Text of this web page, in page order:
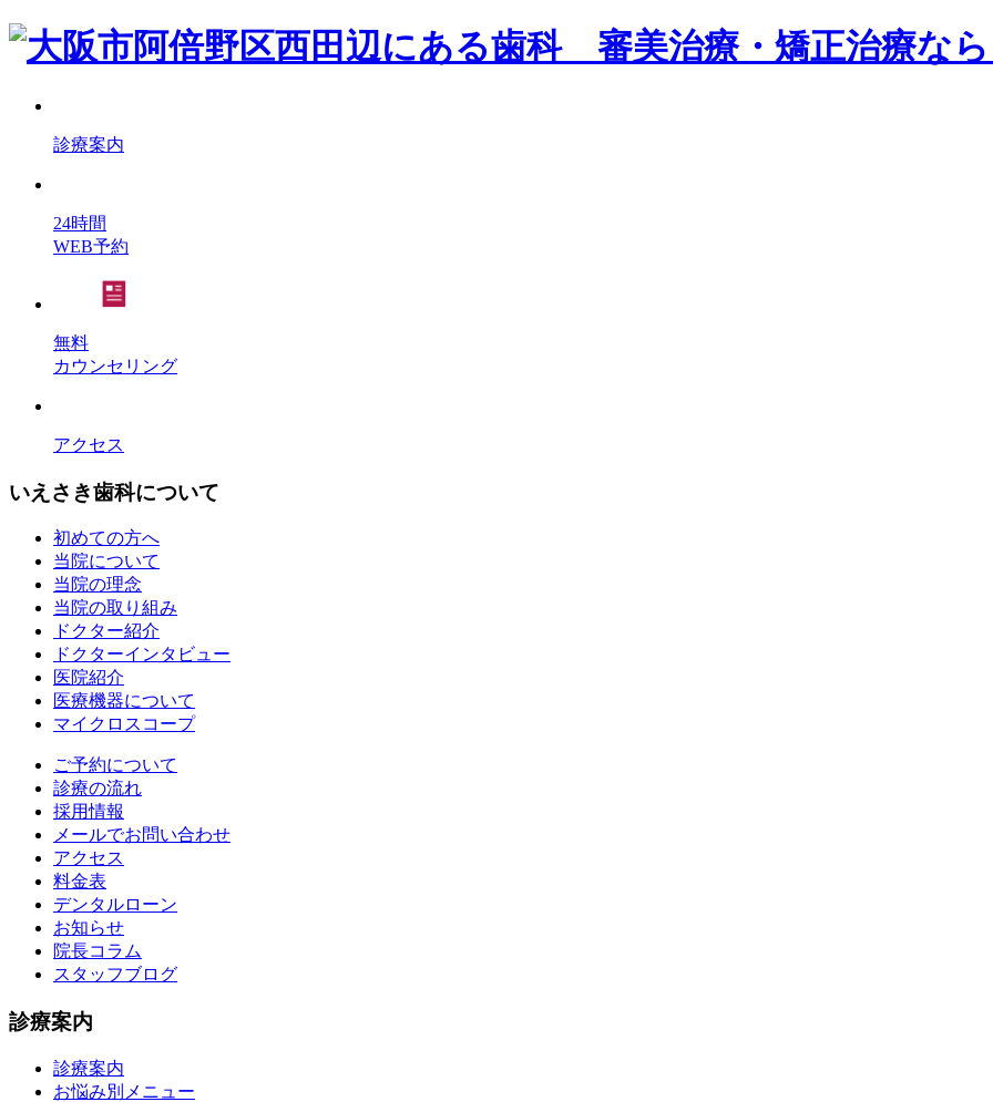
診療案内
24時間
WEB予約
無料
カウンセリング
アクセス
いえさき歯科について
初めての方へ
当院について
当院の理念
当院の取り組み
ドクター紹介
ドクターインタビュー
医院紹介
医療機器について
マイクロスコープ
ご予約について
診療の流れ
採用情報
メールでお問い合わせ
アクセス
料金表
デンタルローン
お知らせ
院長コラム
スタッフブログ
診療案内
診療案内
お悩み別メニュー